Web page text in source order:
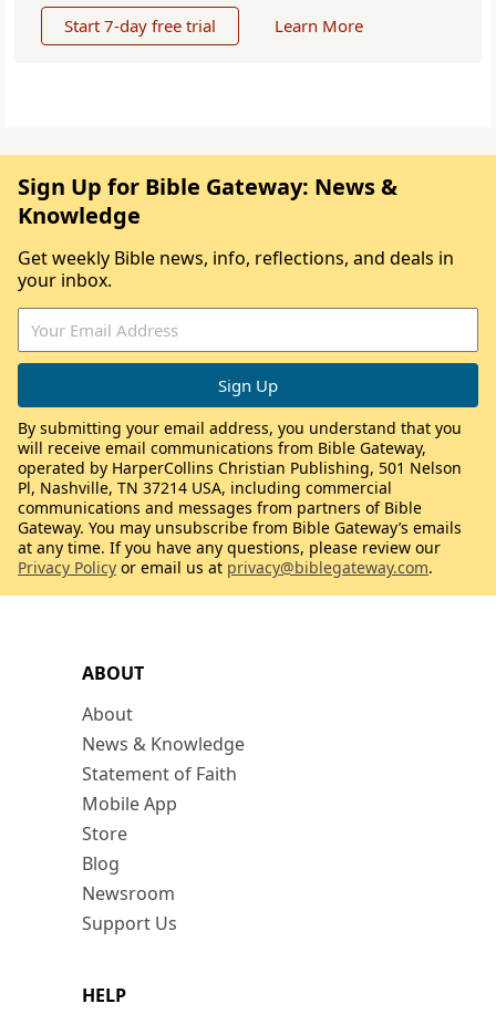
Start 7-day free trial Learn More
ABOUT
About
News & Knowledge
Statement of Faith
Mobile App
Store
Blog
Newsroom
Support Us
HELP
Sign Up for Bible Gateway: News &
Knowledge
Get weekly Bible news, info, reflections, and deals in
your inbox.
By submitting your email address, you understand that you
will receive email communications from Bible Gateway,
operated by HarperCollins Christian Publishing, 501 Nelson
Pl, Nashville, TN 37214 USA, including commercial
communications and messages from partners of Bible
Gateway. You may unsubscribe from Bible Gateway’s emails
at any time. If you have any questions, please review our
Privacy Policy or email us at privacy@biblegateway.com.